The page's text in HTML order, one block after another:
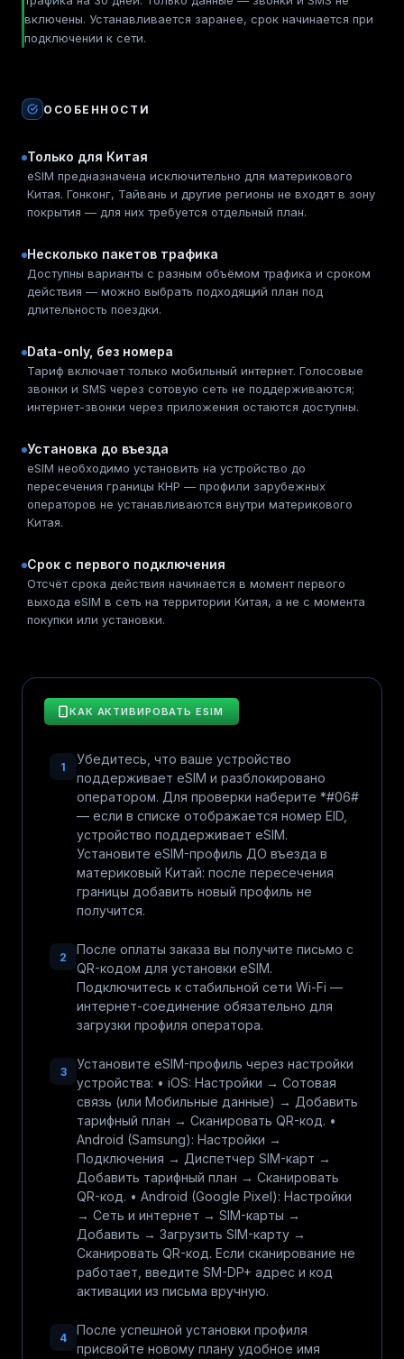
включены. Устанавливается заранее, срок начинается при
подключении к сети.
ОСОБЕННОСТИ
Только для Китая
eSIM предназначена исключительно для материкового
Китая. Гонконг, Тайвань и другие регионы не входят в зону
покрытия — для них требуется отдельный план.
Несколько пакетов трафика
Доступны варианты с разным объёмом трафика и сроком
действия — можно выбрать подходящий план под
длительность поездки.
Data-only, без номера
Тариф включает только мобильный интернет. Голосовые
звонки и SMS через сотовую сеть не поддерживаются;
интернет-звонки через приложения остаются доступны.
Установка до въезда
eSIM необходимо установить на устройство до
пересечения границы КНР — профили зарубежных
операторов не устанавливаются внутри материкового
Китая.
Срок с первого подключения
Отсчёт срока действия начинается в момент первого
выхода eSIM в сеть на территории Китая, а не с момента
покупки или установки.
КАК АКТИВИРОВАТЬ ESIM
1
Убедитесь, что ваше устройство
поддерживает eSIM и разблокировано
оператором. Для проверки наберите *#06#
— если в списке отображается номер EID,
устройство поддерживает eSIM.
Установите eSIM-профиль ДО въезда в
материковый Китай: после пересечения
границы добавить новый профиль не
получится.
2
После оплаты заказа вы получите письмо с
QR-кодом для установки eSIM.
Подключитесь к стабильной сети Wi-Fi —
интернет-соединение обязательно для
загрузки профиля оператора.
3
Установите eSIM-профиль через настройки
устройства: • iOS: Настройки → Сотовая
связь (или Мобильные данные) → Добавить
тарифный план → Сканировать QR-код. •
Android (Samsung): Настройки →
Подключения → Диспетчер SIM-карт →
Добавить тарифный план → Сканировать
QR-код. • Android (Google Pixel): Настройки
→ Сеть и интернет → SIM-карты →
Добавить → Загрузить SIM-карту →
Сканировать QR-код. Если сканирование не
работает, введите SM-DP+ адрес и код
активации из письма вручную.
4
После успешной установки профиля
присвойте новому плану удобное имя